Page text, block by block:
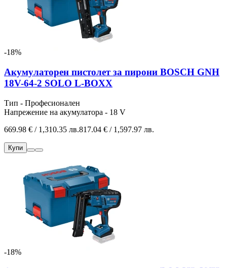
-18%
Акумулаторен пистолет за пирони BOSCH GNH
18V-64-2 SOLO L-BOXX
Тип - Професионален
Напрежение на акумулатора - 18 V
669.98 € / 1,310.35 лв.817.04 € / 1,597.97 лв.
Купи
-18%